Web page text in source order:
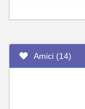
Amici (14)